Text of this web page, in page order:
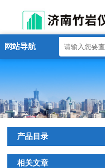
网站导航
产品目录
相关文章